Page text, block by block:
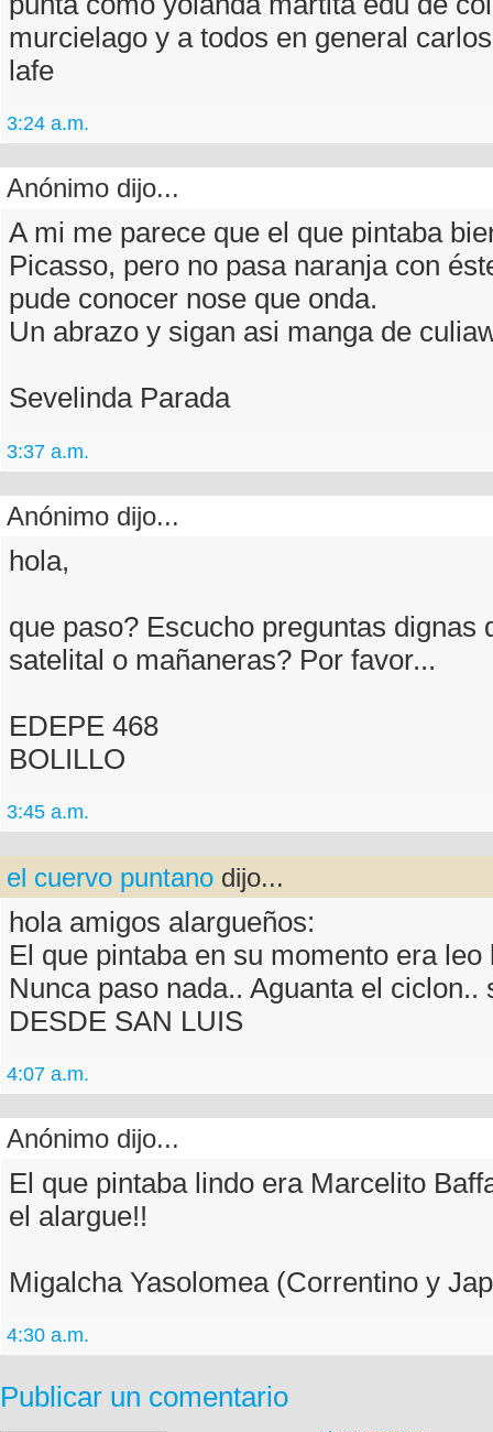
murcielago y a todos en general
lafe
3:24 a.m.
Anónimo dijo...
A mi me parece que el que pintaba
Picasso, pero no pasa naranja con
pude conocer nose que onda.
Un abrazo y sigan asi manga de
Sevelinda Parada
3:37 a.m.
Anónimo dijo...
hola,
que paso? Escucho preguntas dignas
satelital o mañaneras? Por favor...
EDEPE 468
BOLILLO
3:45 a.m.
el cuervo puntano dijo...
hola amigos alargueños:
El que pintaba en su momento era leo
Nunca paso nada.. Aguanta el ciclon..
DESDE SAN LUIS
4:07 a.m.
Anónimo dijo...
El que pintaba lindo era Marcelito
el alargue!!
Migalcha Yasolomea (Correntino y
4:30 a.m.
Publicar un comentario